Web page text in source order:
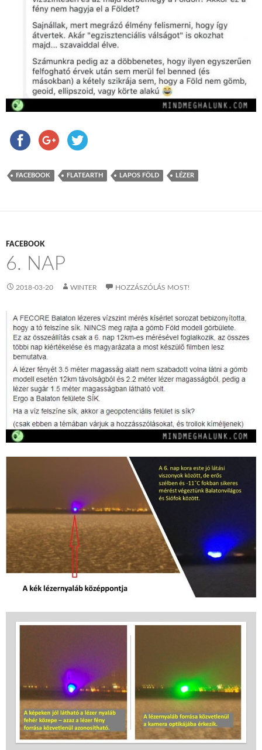
FACEBOOK FLATEARTH LAPOS FÖLD LÉZER
FACEBOOK
6. NAP
2018-03-20 WINTER HOZZÁSZÓLÁS MOST!